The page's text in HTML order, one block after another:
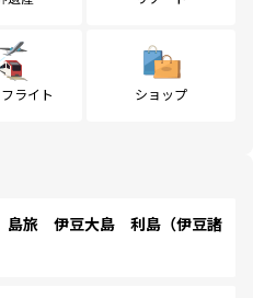
ライト ショップ
旅 伊豆大島 利島（伊豆諸